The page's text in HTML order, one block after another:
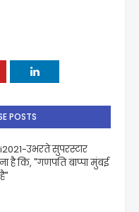
POSTS
उभरते सुपरस्टार
है कि, "गणपति बाप्पा मुंबई